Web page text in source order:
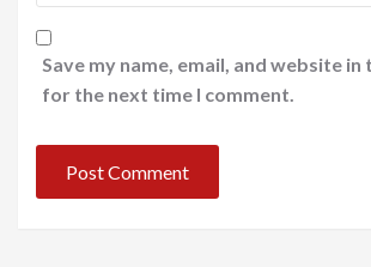
Save my name, email, and website
for the next time I comment.